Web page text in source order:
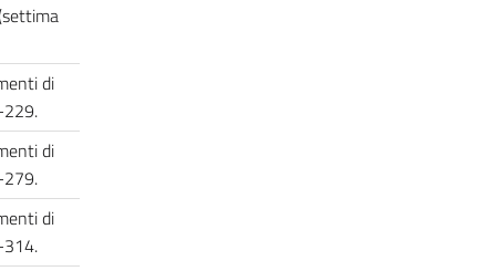
di
229.
di
279.
di
314.